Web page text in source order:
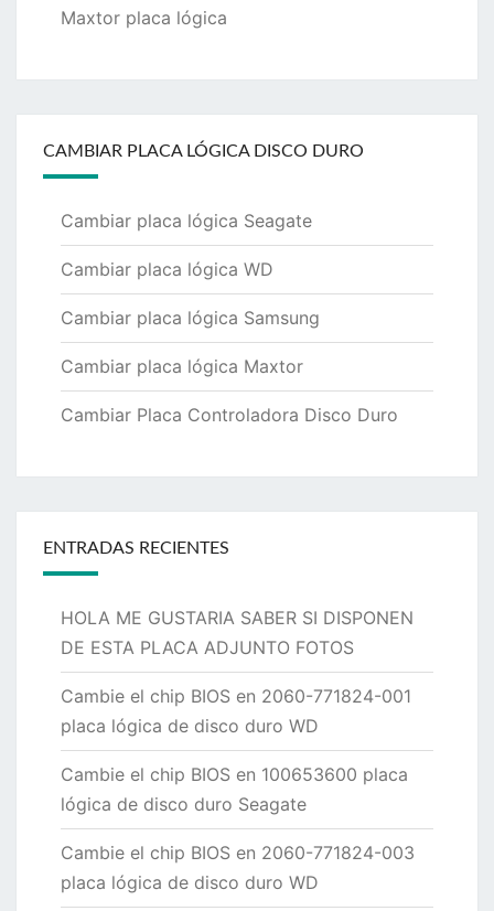
Maxtor placa lógica
CAMBIAR PLACA LÓGICA DISCO DURO
Cambiar placa lógica Seagate
Cambiar placa lógica WD
Cambiar placa lógica Samsung
Cambiar placa lógica Maxtor
Cambiar Placa Controladora Disco Duro
ENTRADAS RECIENTES
HOLA ME GUSTARIA SABER SI DISPONEN
DE ESTA PLACA ADJUNTO FOTOS
Cambie el chip BIOS en 2060-771824-001
placa lógica de disco duro WD
Cambie el chip BIOS en 100653600 placa
lógica de disco duro Seagate
Cambie el chip BIOS en 2060-771824-003
placa lógica de disco duro WD